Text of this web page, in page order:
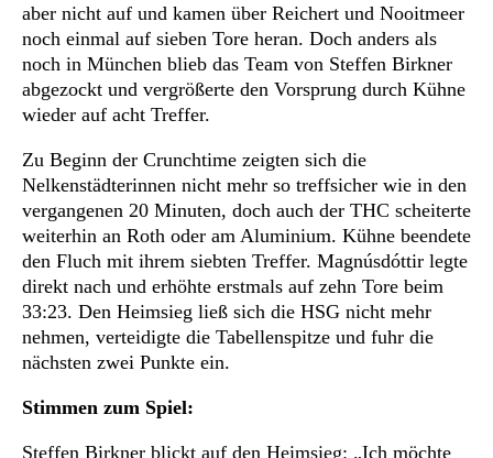
aber nicht auf und kamen über Reichert und Nooitmeer
noch einmal auf sieben Tore heran. Doch anders als
noch in München blieb das Team von Steffen Birkner
abgezockt und vergrößerte den Vorsprung durch Kühne
wieder auf acht Treffer.
Zu Beginn der Crunchtime zeigten sich die
Nelkenstädterinnen nicht mehr so treffsicher wie in den
vergangenen 20 Minuten, doch auch der THC scheiterte
weiterhin an Roth oder am Aluminium. Kühne beendete
den Fluch mit ihrem siebten Treffer. Magnúsdóttir legte
direkt nach und erhöhte erstmals auf zehn Tore beim
33:23. Den Heimsieg ließ sich die HSG nicht mehr
nehmen, verteidigte die Tabellenspitze und fuhr die
nächsten zwei Punkte ein.
Stimmen zum Spiel:
Steffen Birkner blickt auf den Heimsieg: „Ich möchte